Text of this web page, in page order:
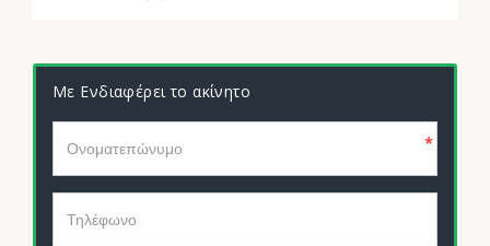
Με Ενδιαφέρει το ακίνητο
*